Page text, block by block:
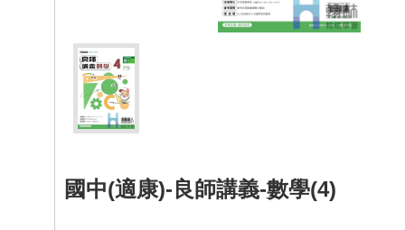
國中(適康)-良師講義-數學(4)